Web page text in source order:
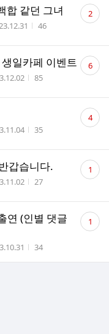
합 같던 그녀
작성시간 조회수
46
댓
글 2
일카페 이벤트
성시간 조회수
85
댓
글 6
성시간 조회수
35
댓
글 4
갑습니다.
성시간 조회수
27
댓
글 1
연 (인별 댓글
성시간 조회수
34
댓
글 1